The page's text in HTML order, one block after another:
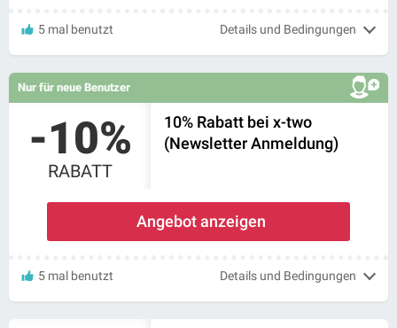
5 mal benutzt Details und Bedingungen
Nur für neue Benutzer
-10%
RABATT
10% Rabatt bei x-two
(Newsletter Anmeldung)
Angebot anzeigen
5 mal benutzt Details und Bedingungen